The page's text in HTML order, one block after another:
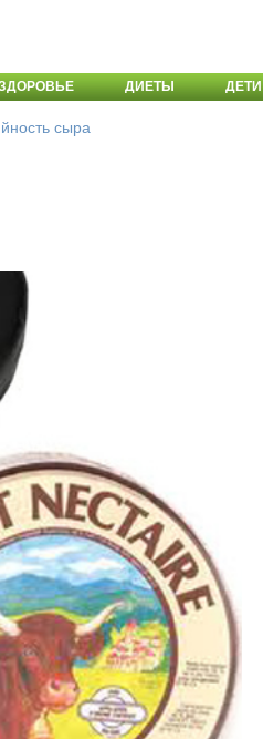
ДИЕТЫ ДЕТИ
сыра